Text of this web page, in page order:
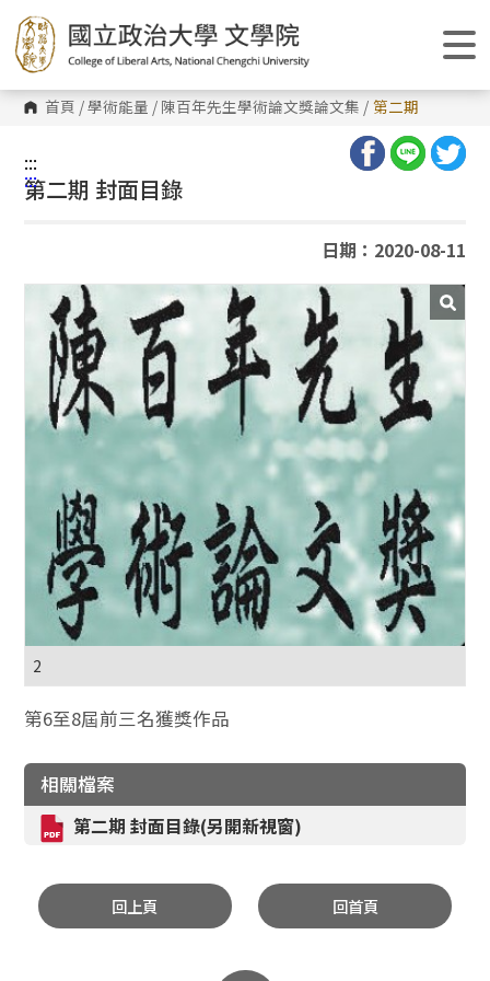
跳
到
主
要
內
容
區 首頁 /學術能量 / 陳百年先生學術論文獎論文集 / 第二期
:::
:::
第二期 封面目錄
日期：2020-08-11
2
第6至8屆前三名獲獎作品
相關檔案
第二期 封面目錄(另開新視窗)
回上頁 回首頁